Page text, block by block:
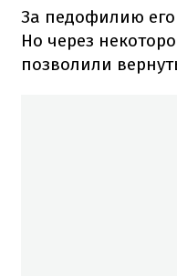
За педофилию
Но через
позволили